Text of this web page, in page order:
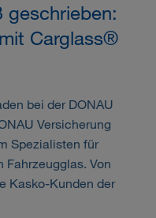
geschrieben:
Carglass®
bei der DONAU
Versicherung
Spezialisten für
Fahrzeugglas. Von
Kasko-Kunden der